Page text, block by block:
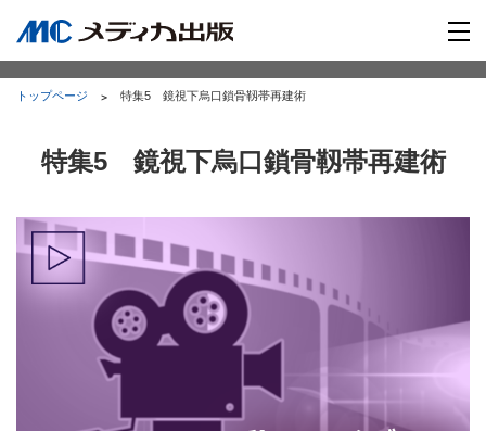
トップページ 特集5 鏡視下烏口鎖骨靱帯再建術
特集5 鏡視下烏口鎖骨靱帯再建術